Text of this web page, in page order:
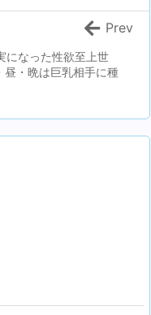
になった性欲至上世
昼・晩は巨乳相手に種
Prev